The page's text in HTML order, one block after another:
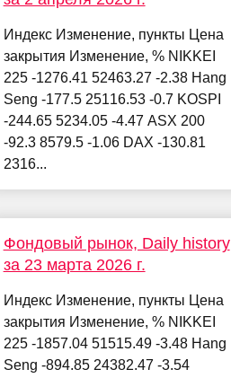
Индекс Изменение, пункты Цена
закрытия Изменение, % NIKKEI
225 -1276.41 52463.27 -2.38 Hang
Seng -177.5 25116.53 -0.7 KOSPI
-244.65 5234.05 -4.47 ASX 200
-92.3 8579.5 -1.06 DAX -130.81
2316...
Фондовый рынок, Daily history
за 23 марта 2026 г.
Индекс Изменение, пункты Цена
закрытия Изменение, % NIKKEI
225 -1857.04 51515.49 -3.48 Hang
Seng -894.85 24382.47 -3.54